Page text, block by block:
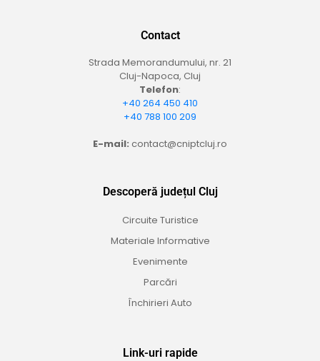
Contact
Strada Memorandumului, nr. 21
Cluj-Napoca, Cluj
Telefon:
+40 264 450 410
+40 788 100 209
E-mail: contact@cniptcluj.ro
Descoperă județul Cluj
Circuite Turistice
Materiale Informative
Evenimente
Parcări
Închirieri Auto
Link-uri rapide